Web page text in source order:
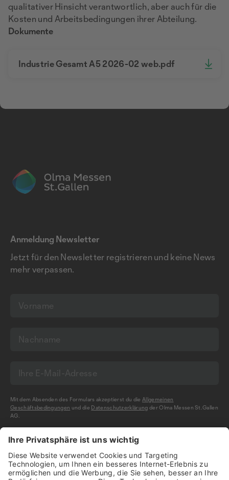
qualitativer Hinsicht verantwortlich, aber auch für die
Kosten und Arbeitsbedingungen ihrer Abteilung.
Dokumente
Industrie Gesamt A5 2026-02 web.pdf
Anmeldung Newsletter
Jetzt für den Newsletter registrieren und keine News
mehr verpassen.
Mit dem Absenden des Formulars akzeptierst du dieAllgemeinen
Geschäftsbedingungen und die Datenschutzerklärung der Olma Messen St.Gallen
AG.
NEWSLETTER BESTELLEN